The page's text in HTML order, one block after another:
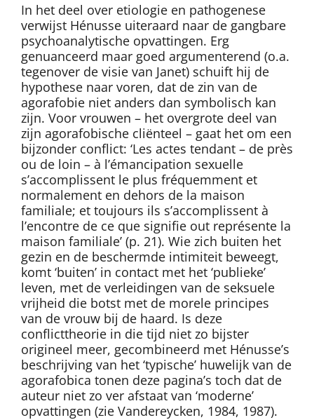
In het deel over etiologie en pathogenese
verwijst Hénusse uiteraard naar de gangbare
psychoanalytische opvattingen. Erg
genuanceerd maar goed argumenterend (o.a.
tegenover de visie van Janet) schuift hij de
hypothese naar voren, dat de zin van de
agorafobie niet anders dan symbolisch kan
zijn. Voor vrouwen – het overgrote deel van
zijn agorafobische cliënteel – gaat het om een
bijzonder conflict: ‘Les actes tendant – de près
ou de loin – à l’émancipation sexuelle
s’accomplissent le plus fréquemment et
normalement en dehors de la maison
familiale; et toujours ils s’accomplissent à
l’encontre de ce que signifie out représente la
maison familiale’ (p. 21). Wie zich buiten het
gezin en de beschermde intimiteit beweegt,
komt ‘buiten’ in contact met het ‘publieke’
leven, met de verleidingen van de seksuele
vrijheid die botst met de morele principes
van de vrouw bij de haard. Is deze
conflicttheorie in die tijd niet zo bijster
origineel meer, gecombineerd met Hénusse’s
beschrijving van het ‘typische’ huwelijk van de
agorafobica tonen deze pagina’s toch dat de
auteur niet zo ver afstaat van ‘moderne’
opvattingen (zie Vandereycken, 1984, 1987).